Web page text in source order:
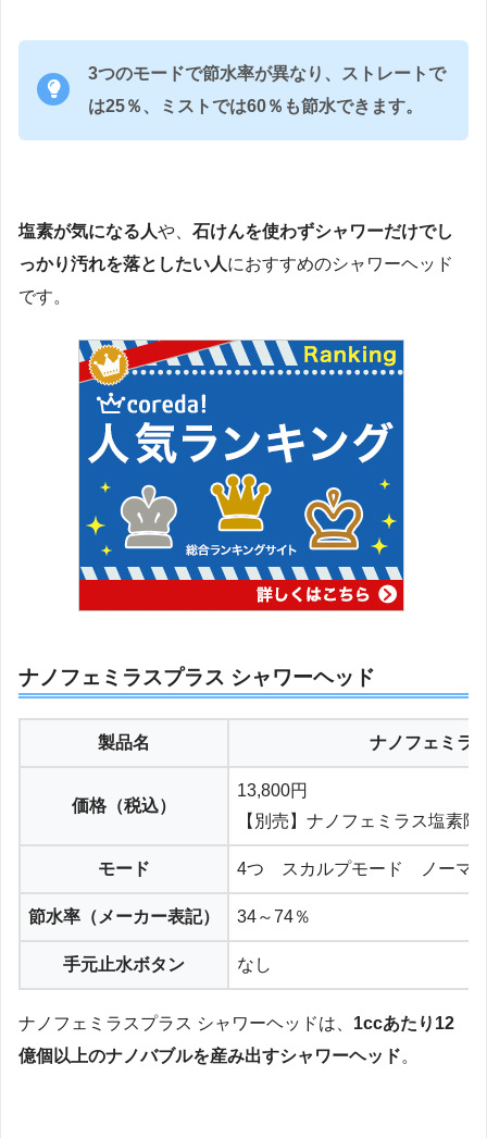
3つのモードで節水率が異なり、ストレートで
は25％、ミストでは60％も節水できます。
塩素が気になる人や、 石けんを使わずシャワーだけでし
っかり汚れを落としたい人におすすめのシャワーヘッド
です。
ナノフェミラスプラス シャワーヘッド
製品名 ナノフェミラ
価格（税込）
13,800円
【別売】ナノフェミラス塩素
モード 4つ スカルプモード ノーマ
節水率（メーカー表記） 34～74％
手元止水ボタン なし
ナノフェミラスプラス シャワーヘッドは、 1ccあたり12
億個以上のナノバブルを産み出すシャワーヘッド。